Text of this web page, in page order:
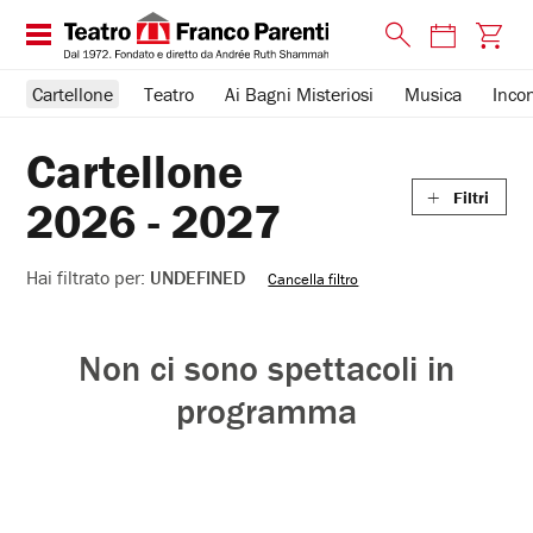
Cartellone Teatro Ai Bagni Misteriosi Musica
Cartellone
2026 - 2027
Filtri
Chiudi
Filtri
TIPO DI EVENTO
Teatro
Incontri e Libri
Piccoli Parenti
La Grande Età, insieme
Promo Estate
Abbonamento 8 spettacoli
Hai filtrato per: UNDEFINED Cancella filtro
Hai
per:
Non ci sono spettacoli in
programma